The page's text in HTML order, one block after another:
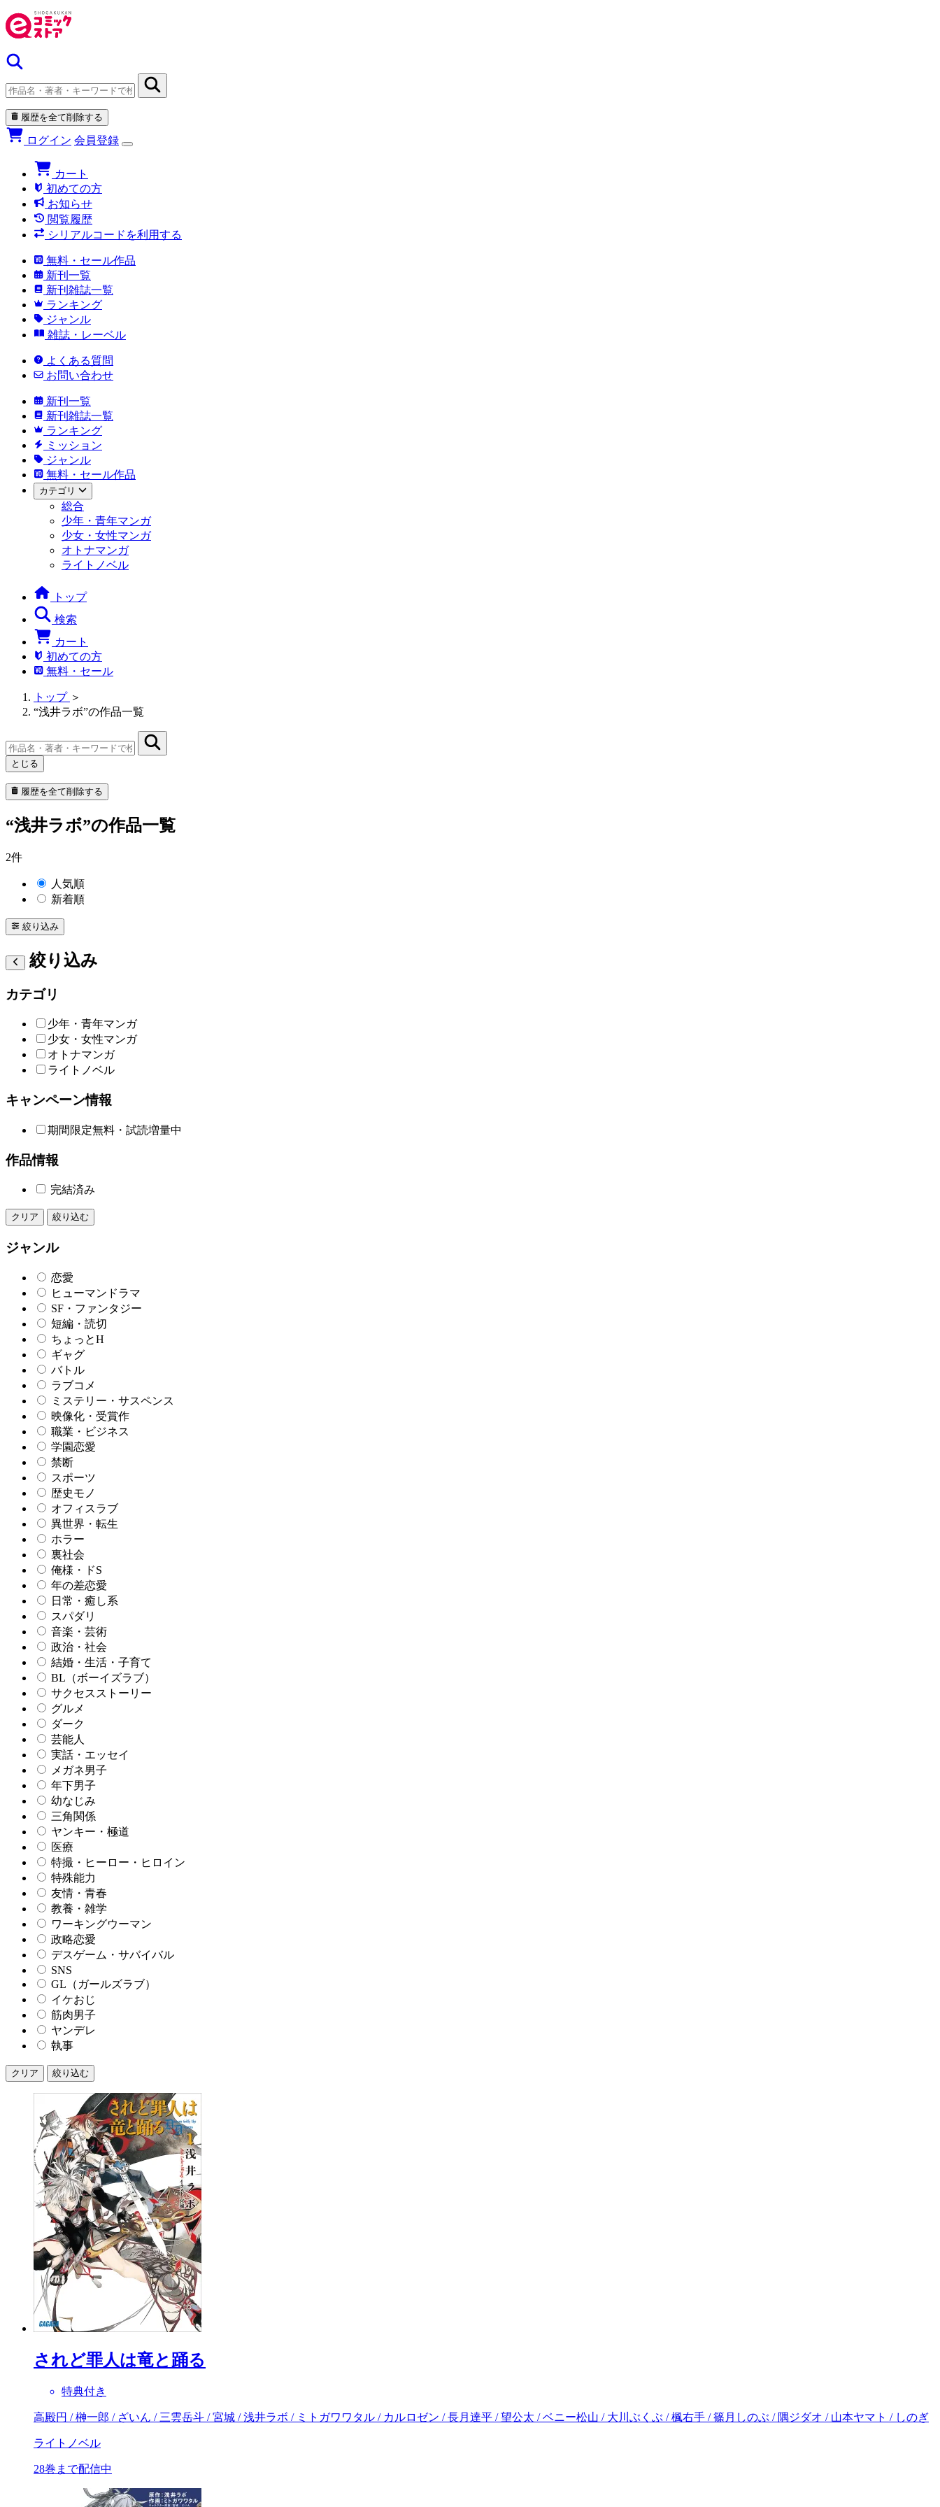
履歴を全て削除する
ログイン 会員登録
カート
初めての方
お知らせ
閲覧履歴
シリアルコードを利用する
無料・セール作品
新刊一覧
新刊雑誌一覧
ランキング
ジャンル
雑誌・レーベル
よくある質問
お問い合わせ
新刊一覧
新刊雑誌一覧
ランキング
ミッション
ジャンル
無料・セール作品
カテゴリ
総合
少年・青年マンガ
少女・女性マンガ
オトナマンガ
ライトノベル
トップ
検索
カート
初めての方
無料・セール
トップ ＞
“浅井ラボ”の作品一覧
とじる
履歴を全て削除する
“浅井ラボ”の作品一覧
2件
人気順
新着順
絞り込み
絞り込み
カテゴリ
少年・青年マンガ
少女・女性マンガ
オトナマンガ
ライトノベル
キャンペーン情報
期間限定無料・試読増量中
作品情報
完結済み
クリア 絞り込む
ジャンル
恋愛
ヒューマンドラマ
SF・ファンタジー
短編・読切
ちょっとH
ギャグ
バトル
ラブコメ
ミステリー・サスペンス
映像化・受賞作
職業・ビジネス
学園恋愛
禁断
スポーツ
歴史モノ
オフィスラブ
異世界・転生
ホラー
裏社会
俺様・ドS
年の差恋愛
日常・癒し系
スパダリ
音楽・芸術
政治・社会
結婚・生活・子育て
BL（ボーイズラブ）
サクセスストーリー
グルメ
ダーク
芸能人
実話・エッセイ
メガネ男子
年下男子
幼なじみ
三角関係
ヤンキー・極道
医療
特撮・ヒーロー・ヒロイン
特殊能力
友情・青春
教養・雑学
ワーキングウーマン
政略恋愛
デスゲーム・サバイバル
SNS
GL（ガールズラブ）
イケおじ
筋肉男子
ヤンデレ
執事
クリア 絞り込む
されど罪人は竜と踊る
特典付き
高殿円 / 榊一郎 / ざいん / 三雲岳斗 / 宮城 / 浅井ラボ / ミトガワワタル / カルロゼン / 長月達平 / 望公太 / ベニー松山 / 大川ぶくぶ / 楓右手 / 篠月しのぶ / 隅ジダオ / 山本ヤマト / しのぎ
ライトノベル
28巻まで配信中